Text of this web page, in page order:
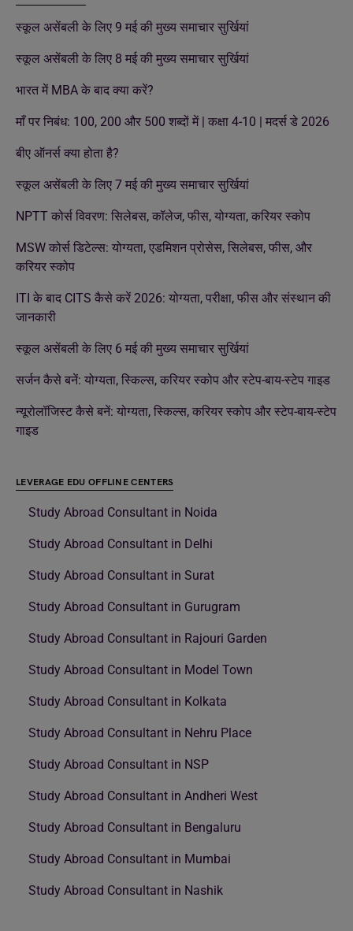
स्कूल असेंबली के लिए 9 मई की मुख्य समाचार सुर्खियां
स्कूल असेंबली के लिए 8 मई की मुख्य समाचार सुर्खियां
भारत में MBA के बाद क्या करें?
माँ पर निबंध: 100, 200 और 500 शब्दों में | कक्षा 4-10 | मदर्स डे 2026
बीए ऑनर्स क्या होता है?
स्कूल असेंबली के लिए 7 मई की मुख्य समाचार सुर्खियां
NPTT कोर्स विवरण: सिलेबस, कॉलेज, फीस, योग्यता, करियर स्कोप
MSW कोर्स डिटेल्स: योग्यता, एडमिशन प्रोसेस, सिलेबस, फीस, और
करियर स्कोप
ITI के बाद CITS कैसे करें 2026: योग्यता, परीक्षा, फीस और संस्थान की
जानकारी
स्कूल असेंबली के लिए 6 मई की मुख्य समाचार सुर्खियां
सर्जन कैसे बनें: योग्यता, स्किल्स, करियर स्कोप और स्टेप-बाय-स्टेप गाइड
न्यूरोलॉजिस्ट कैसे बनें: योग्यता, स्किल्स, करियर स्कोप और स्टेप-बाय-स्टेप
गाइड
LEVERAGE EDU OFFLINE CENTERS
Study Abroad Consultant in Noida
Study Abroad Consultant in Delhi
Study Abroad Consultant in Surat
Study Abroad Consultant in Gurugram
Study Abroad Consultant in Rajouri Garden
Study Abroad Consultant in Model Town
Study Abroad Consultant in Kolkata
Study Abroad Consultant in Nehru Place
Study Abroad Consultant in NSP
Study Abroad Consultant in Andheri West
Study Abroad Consultant in Bengaluru
Study Abroad Consultant in Mumbai
Study Abroad Consultant in Nashik